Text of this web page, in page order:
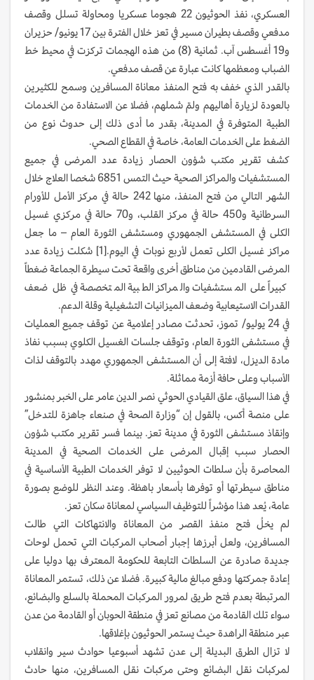
العسكري، نفذ الحوثيون 22 هجوما عسكريا ومحاولة تسلل وقصف
مدفعي وقصف بطيران مسير في تعز خلال الفترة بين 17 يونيو/ حزيران
و19 أغسطس آب. ثمانية (8) من هذه الهجمات تركزت في محيط خط
الضباب ومعظمها كانت عبارة عن قصف مدفعي.
بالقدر الذي خفف به فتح المنفذ معاناة المسافرين وسمح للكثيرين
بالعودة لزيارة أهاليهم ولمّ شملهم، فضلا عن الاستفادة من الخدمات
الطبية المتوفرة في المدينة، بقدر ما أدى ذلك إلى حدوث نوع من
الضغط على الخدمات العامة، خاصة في القطاع الصحي.
كشف تقرير مكتب شؤون الحصار زيادة عدد المرضى في جميع
المستشفيات والمراكز الصحية حيث التمس 6851 شخصا العلاج خلال
الشهر التالي من فتح المنفذ، منها 242 حالة في مركز الأمل للأورام
السرطانية و450 حالة في مركز القلب، و70 حالة في مركزي غسيل
الكلى في المستشفى الجمهوري ومستشفى الثورة العام – ما جعل
مراكز غسيل الكلى تعمل لأربع نوبات في اليوم.[1] شكلت زيادة عدد
المرضى القادمين من مناطق أخرى واقعة تحت سيطرة الجماعة ضغطاً
كبيراً على المستشفيات والمراكز الطبية المتخصصة في ظل ضعف
القدرات الاستيعابية وضعف الميزانيات التشغيلية وقلة الدعم.
في 24 يوليو/ تموز، تحدثت مصادر إعلامية عن توقف جميع العمليات
في مستشفى الثورة العام، وتوقف جلسات الغسيل الكلوي بسبب نفاذ
مادة الديزل، لافتة إلى أن المستشفى الجمهوري مهدد بالتوقف لذات
الأسباب وعلى حافة أزمة مماثلة.
في هذا السياق، علق القيادي الحوثي نصر الدين عامر على الخبر بمنشور
على منصة أكس، بالقول إن “وزارة الصحة في صنعاء جاهزة للتدخل”
وإنقاذ مستشفى الثورة في مدينة تعز. بينما فسر تقرير مكتب شؤون
الحصار سبب إقبال المرضى على الخدمات الصحية في المدينة
المحاصرة بأن سلطات الحوثيين لا توفر الخدمات الطبية الأساسية في
مناطق سيطرتها أو توفرها بأسعار باهظة. وعند النظر للوضع بصورة
عامة، يُعد هذا مؤشراً للتوظيف السياسي لمعاناة سكان تعز.
لم يخلُ فتح منفذ القصر من المعاناة والانتهاكات التي طالت
المسافرين، ولعل أبرزها إجبار أصحاب المركبات التي تحمل لوحات
جديدة صادرة عن السلطات التابعة للحكومة المعترف بها دوليا على
إعادة جمركتها ودفع مبالغ مالية كبيرة. فضلا عن ذلك، تستمر المعاناة
المرتبطة بعدم فتح طريق لمرور المركبات المحملة بالسلع والبضائع،
سواء تلك القادمة من مصانع تعز في منطقة الحوبان أو القادمة من عدن
عبر منطقة الراهدة حيث يستمر الحوثيون بإغلاقها.
لا تزال الطرق البديلة إلى عدن تشهد أسبوعيا حوادث سير وانقلاب
لمركبات نقل البضائع وحتى مركبات نقل المسافرين، منها حادث